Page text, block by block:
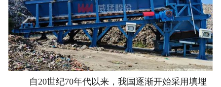
案例中心
联系我们
自20世纪70年代以来，我国逐渐开始采用填埋